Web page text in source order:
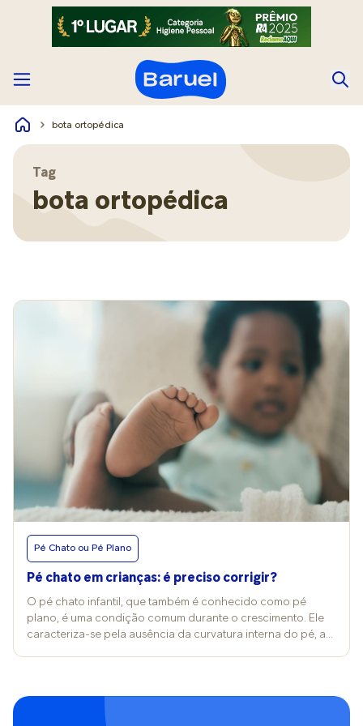
bota ortopédica
Tag
bota ortopédica
Pé Chato ou Pé Plano
Pé chato em crianças: é preciso corrigir?
O pé chato infantil, que também é conhecido como pé
plano, é uma condição comum durante o crescimento. Ele
caracteriza-se pela ausência da curvatura interna do pé, a
Carlos Eduardo Pires, do Dr.Consulta, o pé chato infantil é
um achado extremamente frequente nas consultas de